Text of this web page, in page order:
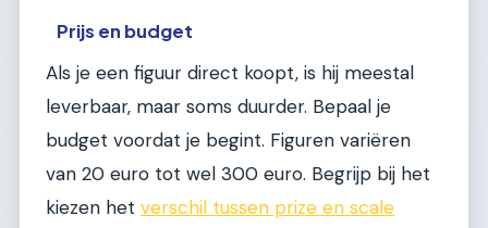
Prijs en budget
Als je een figuur direct koopt, is hij meestal
leverbaar, maar soms duurder. Bepaal je
budget voordat je begint. Figuren variëren
van 20 euro tot wel 300 euro. Begrijp bij het
kiezen het verschil tussen prize en scale